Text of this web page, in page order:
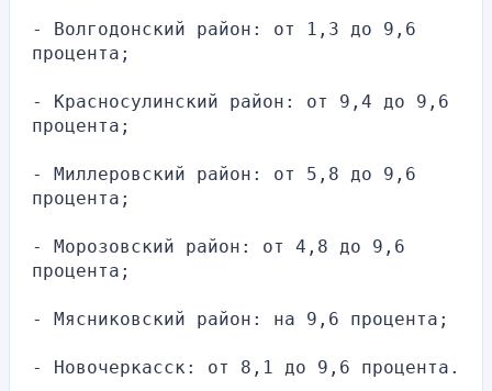
- Волгодонский район: от 1,3 до 9,6
процента;
- Красносулинский район: от 9,4 до 9,6
процента;
- Миллеровский район: от 5,8 до 9,6
процента;
- Морозовский район: от 4,8 до 9,6
процента;
- Мясниковский район: на 9,6 процента;
- Новочеркасск: от 8,1 до 9,6 процента.